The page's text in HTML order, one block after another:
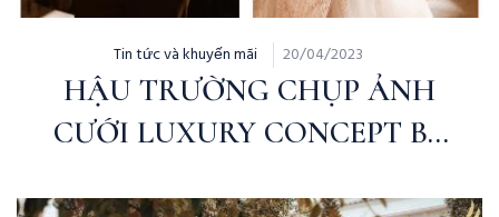
Tin tức và khuyến mãi 20/04/2023
HẬU TRƯỜNG CHỤP ẢNH
CƯỚI LUXURY CONCEPT BY